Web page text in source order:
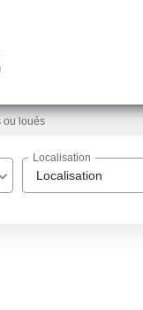
ou loués
Localisation
Localisation